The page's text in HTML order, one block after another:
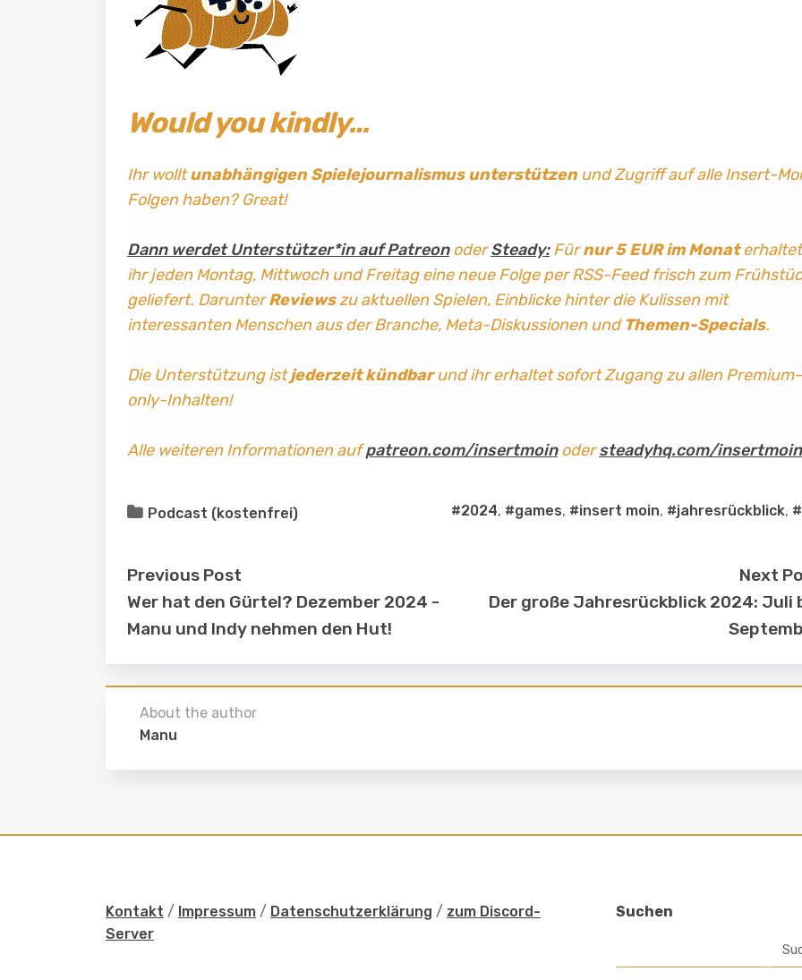
Would you kindly…
Ihr wolltunabhängigen Spielejournalismus unterstützenund Zugriff auf alle Insert-
Folgen haben? Great!
Dann werdet Unterstützer*in auf PatreonoderSteady:Fürnur 5 EUR im Monaterhaltet
ihr jeden Montag, Mittwoch und Freitag eine neue Folge per RSS-Feed frisch zum
geliefert. DarunterReviewszu aktuellen Spielen, Einblicke hinter die Kulissen mit
interessanten Menschen aus der Branche, Meta-Diskussionen und Themen-Specials.
Die Unterstützung istjederzeit kündbarund ihr erhaltet sofort Zugang zu allen Premium-
only-Inhalten!
Alle weiteren Informationen aufpatreon.com/insertmoinodersteadyhq.com/insertmoin
Podcast (kostenfrei) #2024, #games, #insert moin, #jahresrückblick,
Previous Post
Wer hat den Gürtel? Dezember 2024 -
Manu und Indy nehmen den Hut!
Next
Der große Jahresrückblick 2024: Juli
About the author
Manu
Kontakt / Impressum / Datenschutzerklärung / zum Discord-
Server
Suchen